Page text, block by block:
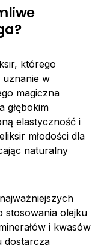
którego
uznanie w
magiczna
głębokim
elastyczność i
młodości dla
naturalny
stosowania olejku
i kwasów
dostarcza